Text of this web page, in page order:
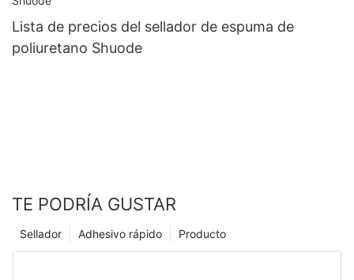
Lista de precios del sellador de espuma de
poliuretano Shuode
TE PODRÍA GUSTAR
Producto
Adhesivo rápido
Sellador